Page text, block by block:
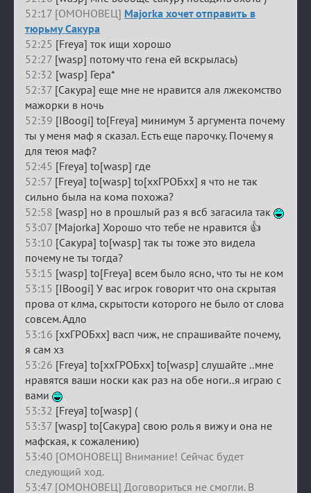
52:17 [ОМОНОВЕЦ] Majorka хочет отправить в
тюрьму Сакура
52:25 [Freya] ток ищи хорошо
52:27 [wasp] потому что гена ей вскрылась)
52:32 [wasp] Гера*
52:37 [Сакура] еще мне не нравится аля лжекомство
мажорки в ночь
52:39 [IBoogi] to[Freya] минимум 3 аргумента почему
ты у меня маф я сказал. Есть еще парочку. Почему я
для теюя маф?
52:45 [Freya] to[wasp] где
52:57 [Freya] to[wasp] to[ххГРОБхх] я что не так
сильно была на кома похожа?
52:58 [wasp] но в прошлый раз я всб загасила так
53:07 [Majorka] Хорошо что тебе не нравится 👍
53:10 [Сакура] to[wasp] так ты тоже это видела
почему не ты тогда?
53:15 [wasp] to[Freya] всем было ясно, что ты не ком
53:15 [IBoogi] У вас игрок говорит что она скрытая
прова от клма, скрытости которого не было от слова
совсем. Адло
53:16 [ххГРОБхх] васп чиж, не спрашивайте почему,
я сам хз
53:26 [Freya] to[ххГРОБхх] to[wasp] слушайте ..мне
нравятся ваши носки как раз на обе ноги..я играю с
вами
53:32 [Freya] to[wasp] (
53:37 [wasp] to[Сакура] свою роль я вижу и она не
мафская, к сожалению)
53:40 [ОМОНОВЕЦ] Внимание! Сейчас будет
следующий ход.
53:47 [ОМОНОВЕЦ] Договориться не смогли. В